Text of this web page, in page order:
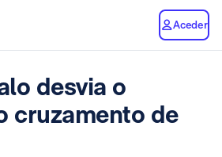
Aceder
desvia o
cruzamento de